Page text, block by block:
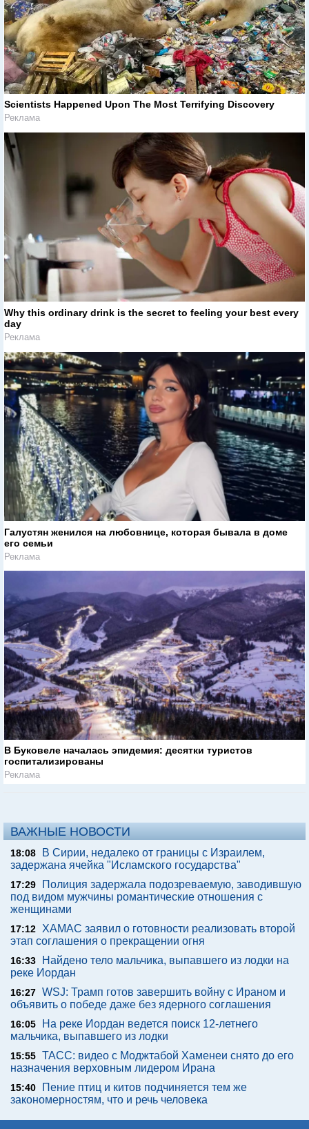
Scientists Happened Upon The Most Terrifying Discovery
Реклама
Why this ordinary drink is the secret to feeling your best every
day
Реклама
Галустян женился на любовнице, которая бывала в доме
его семьи
Реклама
В Буковеле началась эпидемия: десятки туристов
госпитализированы
Реклама
ВАЖНЫЕ НОВОСТИ
18:08
В Сирии, недалеко от границы с Израилем,
задержана ячейка "Исламского государства"
17:29
Полиция задержала подозреваемую, заводившую
под видом мужчины романтические отношения с
женщинами
17:12 ХАМАС заявил о готовности реализовать второй
этап соглашения о прекращении огня
16:33
Найдено тело мальчика, выпавшего из лодки на
реке Иордан
16:27 WSJ: Трамп готов завершить войну с Ираном и
объявить о победе даже без ядерного соглашения
16:05
На реке Иордан ведется поиск 12-летнего
мальчика, выпавшего из лодки
15:55 ТАСС: видео с Моджтабой Хаменеи снято до его
назначения верховным лидером Ирана
15:40
Пение птиц и китов подчиняется тем же
закономерностям, что и речь человека